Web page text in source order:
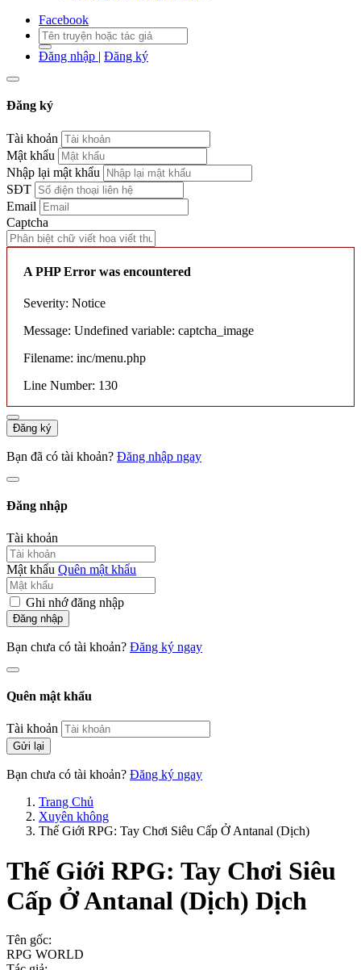
Facebook
Đăng nhập | Đăng ký
Đăng ký
Tài khoản
Mật khẩu
Nhập lại mật khẩu
SĐT
Email
Captcha
A PHP Error was encountered
Severity: Notice
Message: Undefined variable: captcha_image
Filename: inc/menu.php
Line Number: 130
Đăng ký
Bạn đã có tài khoản? Đăng nhập ngay
Đăng nhập
Tài khoản
Mật khẩu Quên mật khẩu
Ghi nhớ đăng nhập
Đăng nhập
Bạn chưa có tài khoản? Đăng ký ngay
Quên mật khẩu
Tài khoản
Gửi lại
Bạn chưa có tài khoản? Đăng ký ngay
Trang Chủ
Xuyên không
Thế Giới RPG: Tay Chơi Siêu Cấp Ở Antanal (Dịch)
Thế Giới RPG: Tay Chơi Siêu
Cấp Ở Antanal (Dịch) Dịch
Tên gốc:
RPG WORLD